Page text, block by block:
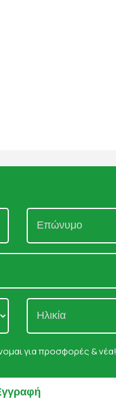
για προσφορές & νέα!